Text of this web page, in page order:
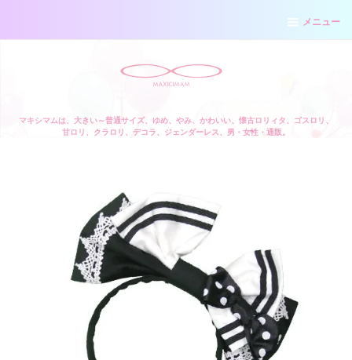
メニュー
マキシマムは、大きい～普通サイズ、ゆめ、やみ、かわいい、懐古ロリィタ、ゴスロリ、
甘ロリ、クラロリ、デコラ、ジェンダーレス、男・女性・通販。